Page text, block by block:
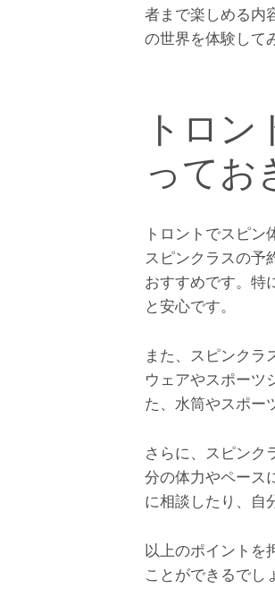
者まで楽しめる内
の世界を体験して
トロ
ってお
トロントでスピン
スピンクラスの予
おすすめです。特
と安心です。
また、スピンクラ
ウェアやスポーツ
た、水筒やスポー
さらに、スピンク
分の体力やペース
に相談したり、自
以上のポイントを
ことができるでし